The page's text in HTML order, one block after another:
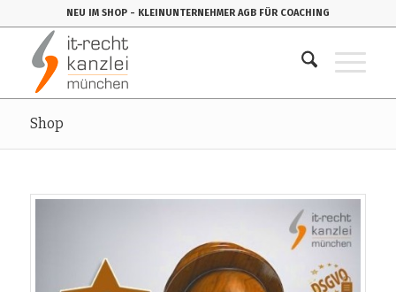
NEU IM SHOP - KLEINUNTERNEHMER AGB FÜR COACHING
Shop